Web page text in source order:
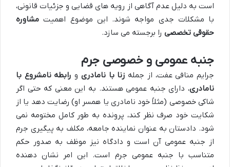
است به دلیل عدم آگاهی از رویه های قضایی و جزئیات قانونی،
با مشکلات جدی مواجه شوند. این موضوع اهمیت مشاوره
حقوقی تخصصی را برجسته می سازد.
جنبه عمومی و خصوصی جرم
جرایم منافی عفت، از جمله زنا با نامادری و رابطه نامشروع با
نامادری، دارای جنبه عمومی هستند. به این معنی که حتی اگر
شاکی خصوصی (مثلاً خود نامادری یا همسر او) رضایت دهد یا از
شکایت خود صرف نظر کند، پرونده به طور کامل مختومه نمی
شود. دادستان به عنوان نماینده جامعه، مکلف به پیگیری جرم
از جنبه عمومی آن است و دادگاه نیز موظف به صدور حکم
متناسب با جنبه عمومی جرم است. این امر نشان دهنده